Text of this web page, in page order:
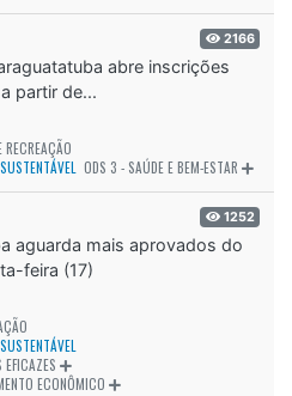
2166
abre inscrições
partir de...
RECREAÇÃO
ODS 3 - SAÚDE E BEM-ESTAR
1252
aguarda mais aprovados do
feira (17)
ECONÔMICO